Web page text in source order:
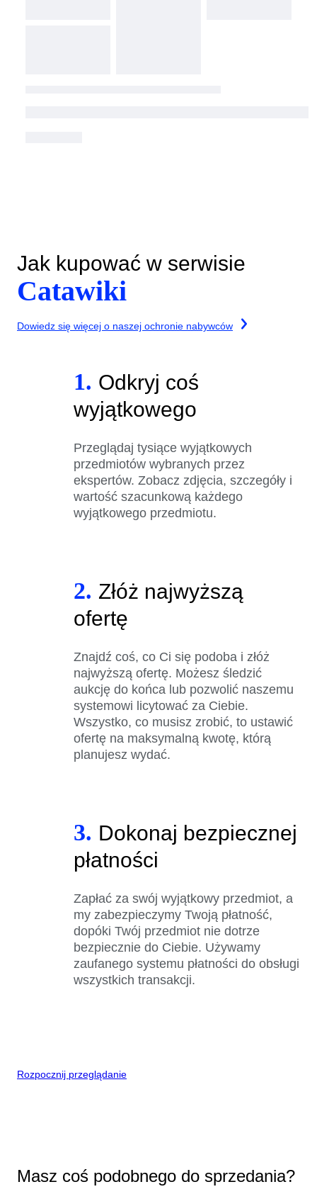
Jak kupować w serwisie
Catawiki
Dowiedz się więcej o naszej ochronie nabywców
1. Odkryj coś
wyjątkowego
Przeglądaj tysiące wyjątkowych
przedmiotów wybranych przez
ekspertów. Zobacz zdjęcia, szczegóły i
wartość szacunkową każdego
wyjątkowego przedmiotu.
2. Złóż najwyższą
ofertę
Znajdź coś, co Ci się podoba i złóż
najwyższą ofertę. Możesz śledzić
aukcję do końca lub pozwolić naszemu
systemowi licytować za Ciebie.
Wszystko, co musisz zrobić, to ustawić
ofertę na maksymalną kwotę, którą
planujesz wydać.
3. Dokonaj bezpiecznej
płatności
Zapłać za swój wyjątkowy przedmiot, a
my zabezpieczymy Twoją płatność,
dopóki Twój przedmiot nie dotrze
bezpiecznie do Ciebie. Używamy
zaufanego systemu płatności do obsługi
wszystkich transakcji.
Rozpocznij przeglądanie
Masz coś podobnego do sprzedania?